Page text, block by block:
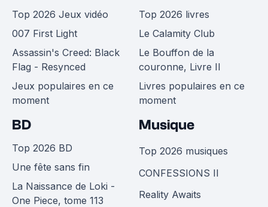
Top 2026 Jeux vidéo
007 First Light
Assassin's Creed: Black
Flag - Resynced
Jeux populaires en ce
moment
Top 2026 livres
Le Calamity Club
Le Bouffon de la
couronne, Livre II
Livres populaires en ce
moment
BD
Top 2026 BD
Une fête sans fin
La Naissance de Loki -
One Piece, tome 113
Musique
Top 2026 musiques
CONFESSIONS II
Reality Awaits